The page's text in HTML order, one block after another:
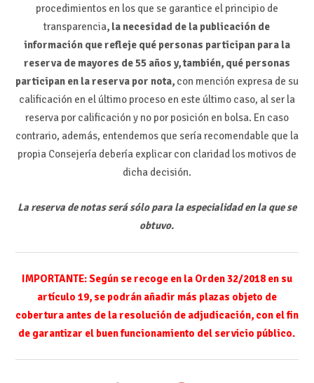
procedimientos en los que se garantice el principio de
transparencia, la necesidad de la publicación de
información que refleje qué personas participan para la
reserva de mayores de 55 años y, también, qué personas
participan en la reserva por nota, con mención expresa de su
calificación en el último proceso en este último caso, al ser la
reserva por calificación y no por posición en bolsa. En caso
contrario, además, entendemos que sería recomendable que la
propia Consejería debería explicar con claridad los motivos de
dicha decisión.
La reserva de notas será sólo para la especialidad en la que se
obtuvo.
IMPORTANTE: Según se recoge en la Orden 32/2018 en su
artículo 19, se podrán añadir más plazas objeto de
cobertura antes de la resolución de adjudicación, con el fin
de garantizar el buen funcionamiento del servicio público.